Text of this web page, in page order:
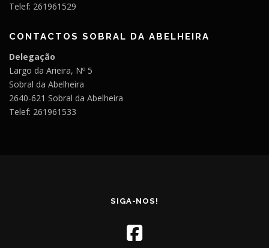
Telef: 261961529
CONTACTOS SOBRAL DA ABELHEIRA
Delegação
Largo da Arieira, Nº 5
Sobral da Abelheira
2640-621 Sobral da Abelheira
Telef: 261961533
SIGA-NOS!